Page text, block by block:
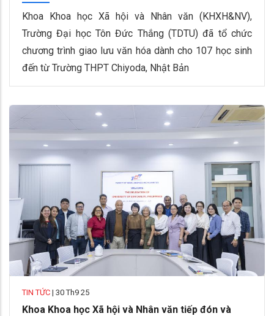
Khoa Khoa học Xã hội và Nhân văn (KHXH&NV),
Trường Đại học Tôn Đức Thắng (TDTU) đã tổ chức
chương trình giao lưu văn hóa dành cho 107 học sinh
đến từ Trường THPT Chiyoda, Nhật Bản
TIN TỨC | 30 Th9 25
Khoa Khoa học Xã hội và Nhân văn tiếp đón và